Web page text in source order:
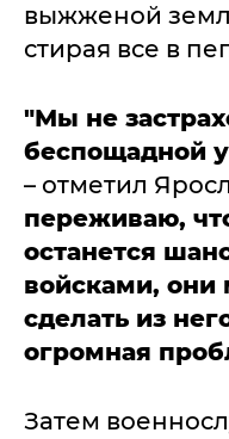
выжженой
стирая все в
"Мы не
беспощадной
– отметил
переживаю,
останется
войсками, они
сделать из
огромная
Затем